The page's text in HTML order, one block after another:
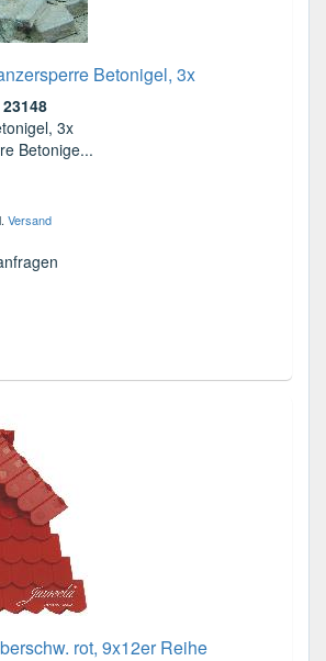
Betonigel, 3x
3x
Betonige...
Versand
rot, 9x12er Reihe